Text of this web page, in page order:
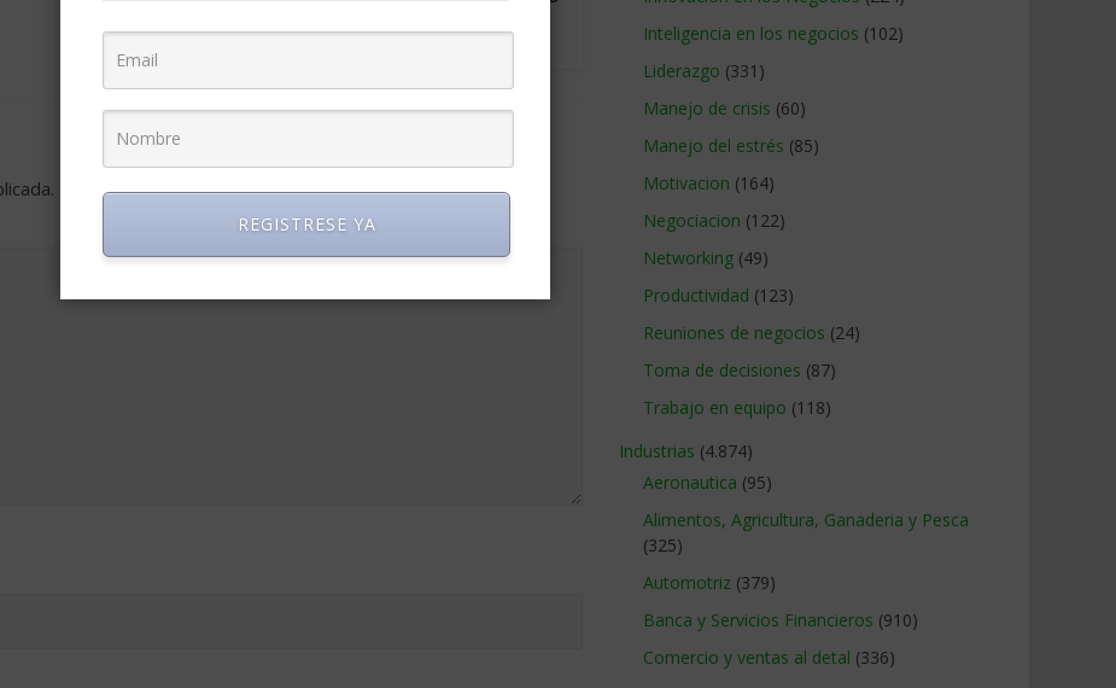
Los campos obligatorios están marcados con*
Inteligencia en los negocios (102)
Liderazgo (331)
Manejo de crisis (60)
Manejo del estrés (85)
Motivacion (164)
Negociacion (122)
Networking (49)
Productividad (123)
Reuniones de negocios (24)
Toma de decisiones (87)
Trabajo en equipo (118)
Industrias (4.874)
Aeronautica (95)
Alimentos, Agricultura, Ganaderia y Pesca
(325)
Automotriz (379)
Banca y Servicios Financieros (910)
Comercio y ventas al detal (336)
REGISTRESE YA